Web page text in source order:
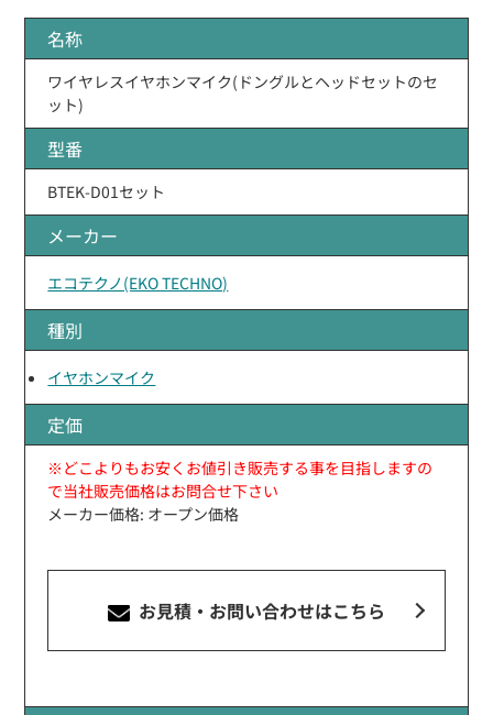
名称
ワイヤレスイヤホンマイク(ドングルとヘッドセットのセ
ット)
型番
BTEK-D01セット
メーカー
エコテクノ(EKO TECHNO)
種別
イヤホンマイク
定価
※どこよりもお安くお値引き販売する事を目指しますの
で当社販売価格はお問合せ下さい
メーカー価格: オープン価格
お見積・お問い合わせはこちら